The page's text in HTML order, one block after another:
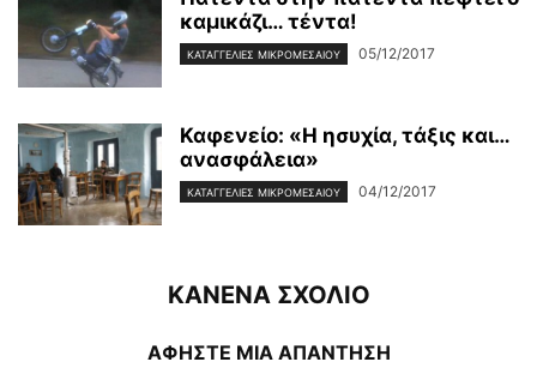
καμικάζι… τέντα!
ΚΑΤΑΓΓΕΛΊΕΣ ΜΙΚΡΟΜΕΣΑΊΟΥ 05/12/2017
Καφενείο: «Η ησυχία, τάξις και…
ανασφάλεια»
ΚΑΤΑΓΓΕΛΊΕΣ ΜΙΚΡΟΜΕΣΑΊΟΥ 04/12/2017
ΚΑΝΕΝΑ ΣΧΟΛΙΟ
ΑΦΗΣΤΕ ΜΙΑ ΑΠΑΝΤΗΣΗ